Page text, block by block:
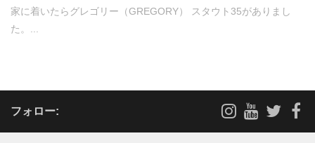
家に着いたらグレゴリー（GREGORY） スタウト35がありまし
た。...
フォロー: